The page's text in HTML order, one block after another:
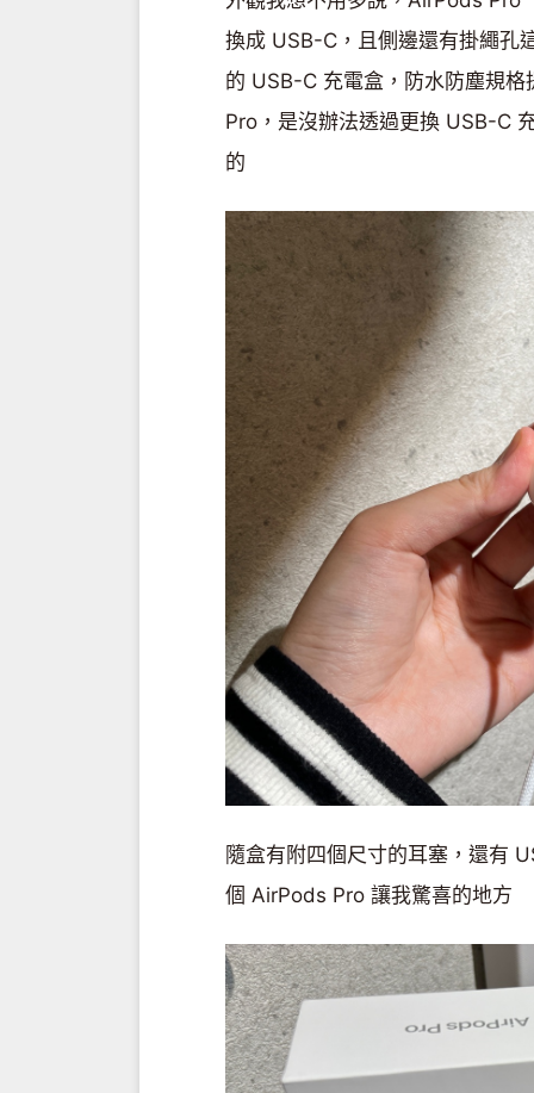
換成 USB-C，且側邊還有掛繩孔
的 USB-C 充電盒，防水防塵規
Pro，是沒辦法透過更換 USB-C
的
隨盒有附四個尺寸的耳塞，還有
個 AirPods Pro 讓我驚喜的地方